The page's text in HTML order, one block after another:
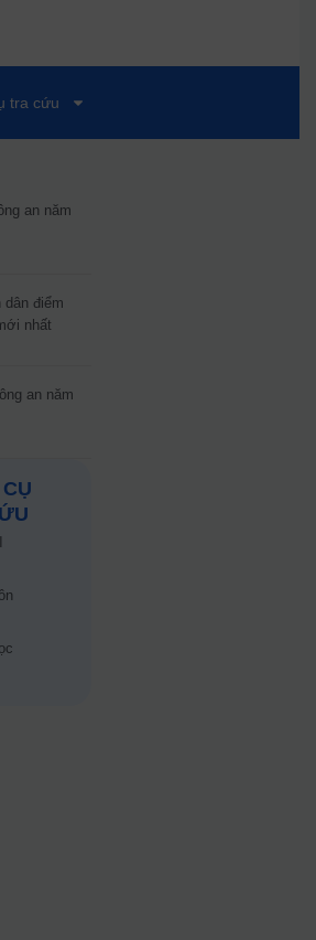
tra cứu
an năm
dân điểm
nhất
an năm